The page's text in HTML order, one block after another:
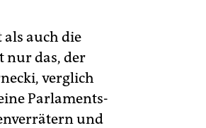
auch die
nur das, der
verglich
Parlaments-
und